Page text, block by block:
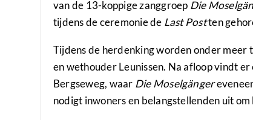
van de 13-koppige zanggroep Die
tijdens de ceremonie de Last Postten
Tijdens de herdenking worden onder meer
en wethouder Leunissen. Na afloop vindt
Bergseweg, waar Die Moselgänger
nodigt inwoners en belangstellenden uit